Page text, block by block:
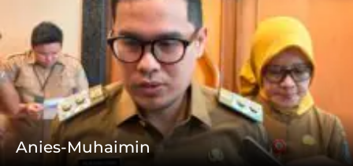
Anies-Muhaimin